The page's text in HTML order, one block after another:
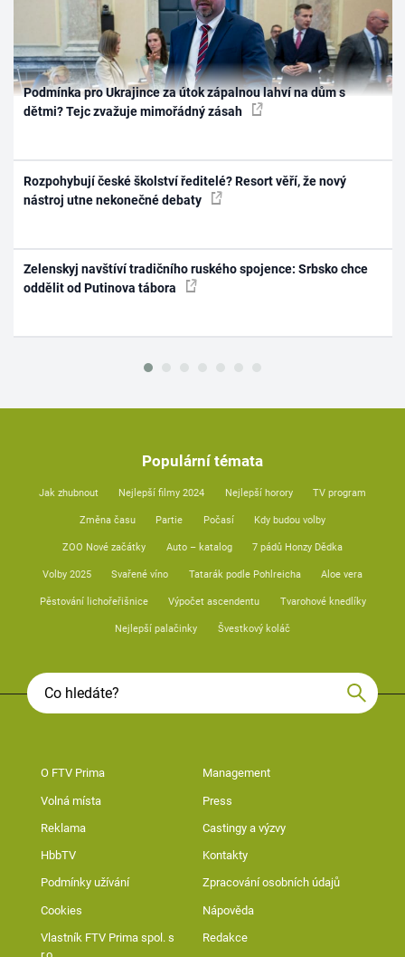
Podmínka pro Ukrajince za útok zápalnou lahví na dům s
dětmi? Tejc zvažuje mimořádný zásah
Rozpohybují české školství ředitelé? Resort věří, že nový
nástroj utne nekonečné debaty
Zelenskyj navštíví tradičního ruského spojence: Srbsko chce
oddělit od Putinova tábora
Populární témata
Jak zhubnout Nejlepší filmy 2024 Nejlepší horory TV program
Změna času Partie Počasí Kdy budou volby
ZOO Nové začátky Auto – katalog 7 pádů Honzy Dědka
Volby 2025 Svařené víno Tatarák podle Pohlreicha Aloe vera
Pěstování lichořeřišnice Výpočet ascendentu Tvarohové knedlíky
Nejlepší palačinky Švestkový koláč
O FTV Prima Management
Volná místa Press
Reklama Castingy a výzvy
HbbTV Kontakty
Podmínky užívání Zpracování osobních údajů
Cookies Nápověda
Vlastník FTV Prima spol. s
Redakce